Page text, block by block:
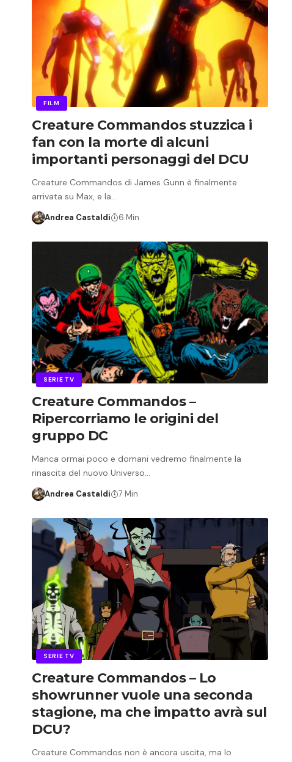
FILM
Creature Commandos stuzzica i
fan con la morte di alcuni
importanti personaggi del DCU
Creature Commandos di James Gunn è finalmente
arrivata su Max, e la…
Andrea Castaldi 6 Min
SERIE TV
Creature Commandos –
Ripercorriamo le origini del
gruppo DC
Manca ormai poco e domani vedremo finalmente la
rinascita del nuovo Universo…
Andrea Castaldi 7 Min
SERIE TV
Creature Commandos – Lo
showrunner vuole una seconda
stagione, ma che impatto avrà sul
DCU?
Creature Commandos non è ancora uscita, ma lo